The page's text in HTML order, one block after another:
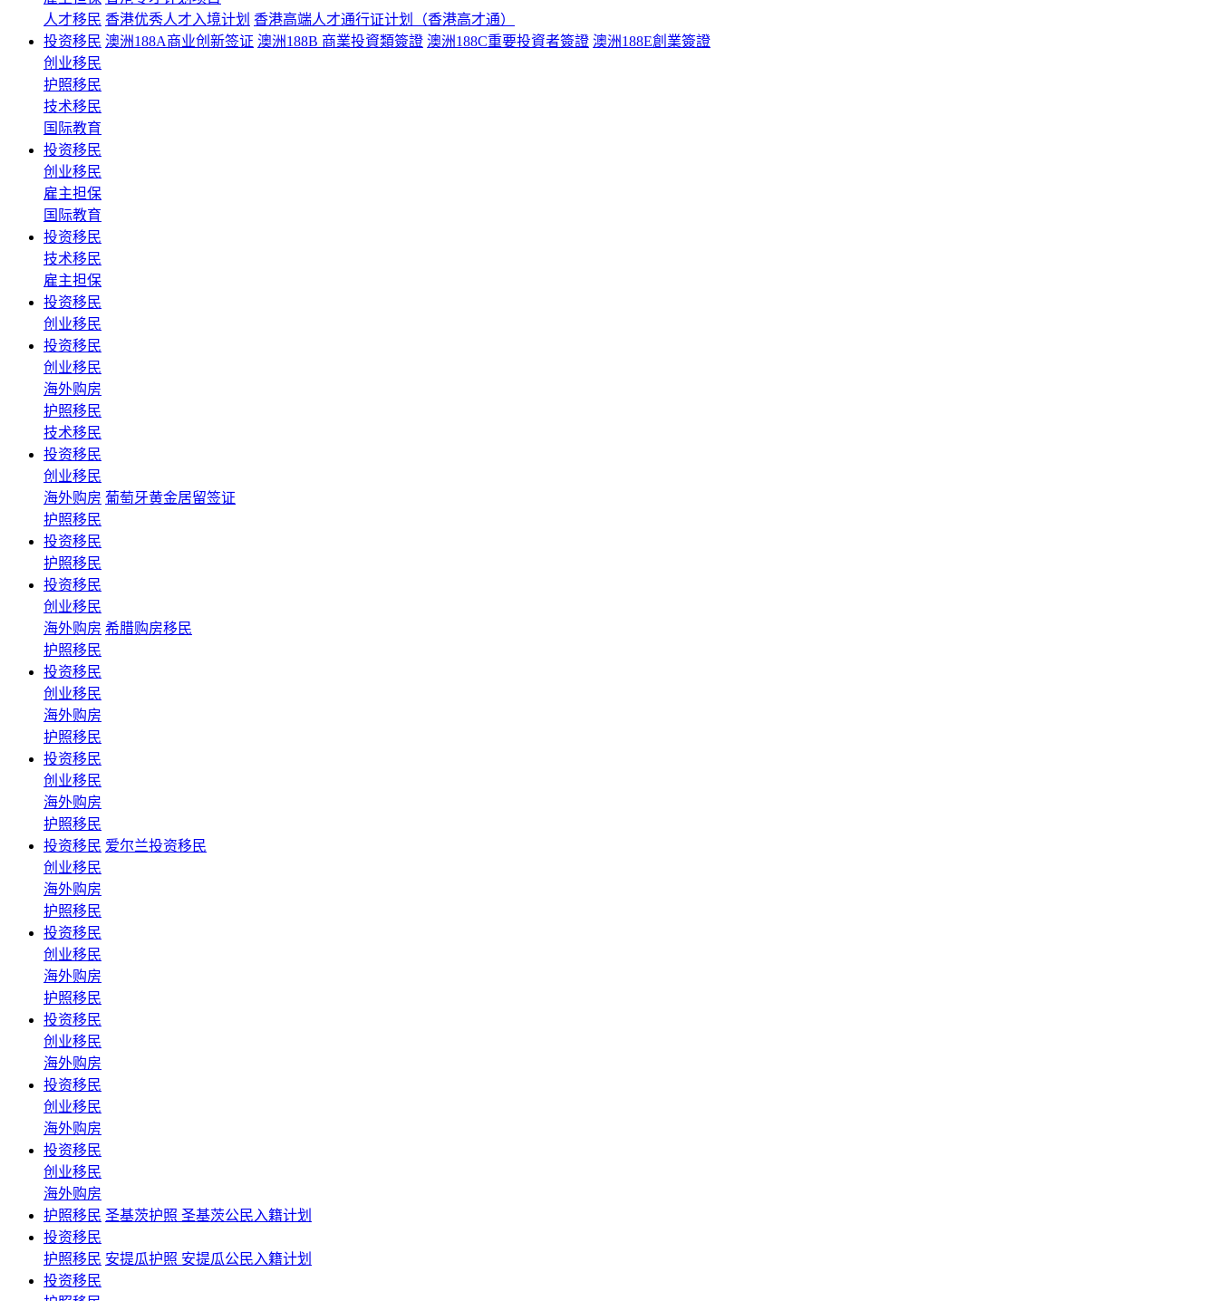
人才移民 香港优秀人才入境计划 香港高端人才通行证计划（香港高才通）
投资移民 澳洲188A商业创新签证 澳洲188B 商業投資類簽證 澳洲188C重要投資者簽證 澳洲188E創業簽證
创业移民
护照移民
技术移民
国际教育
投资移民
创业移民
雇主担保
国际教育
投资移民
技术移民
雇主担保
投资移民
创业移民
投资移民
创业移民
海外购房
护照移民
技术移民
投资移民
创业移民
海外购房 葡萄牙黄金居留签证
护照移民
投资移民
护照移民
投资移民
创业移民
海外购房 希腊购房移民
护照移民
投资移民
创业移民
海外购房
护照移民
投资移民
创业移民
海外购房
护照移民
投资移民 爱尔兰投资移民
创业移民
海外购房
护照移民
投资移民
创业移民
海外购房
护照移民
投资移民
创业移民
海外购房
投资移民
创业移民
海外购房
投资移民
创业移民
海外购房
护照移民 圣基茨护照 圣基茨公民入籍计划
投资移民
护照移民 安提瓜护照 安提瓜公民入籍计划
投资移民